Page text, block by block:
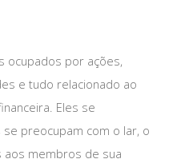
ocupados por ações,
e tudo relacionado ao
Eles se
preocupam com o lar, o
aos membros de sua